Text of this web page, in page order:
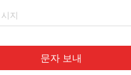
문자 보내